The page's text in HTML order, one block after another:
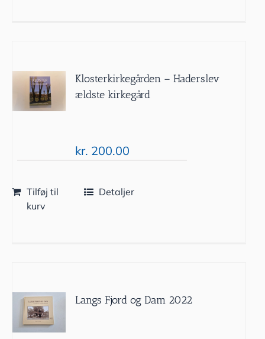
Klosterkirkegården – Haderslev
ældste kirkegård
kr. 200.00
Tilføj til
kurv
Detaljer
Langs Fjord og Dam 2022